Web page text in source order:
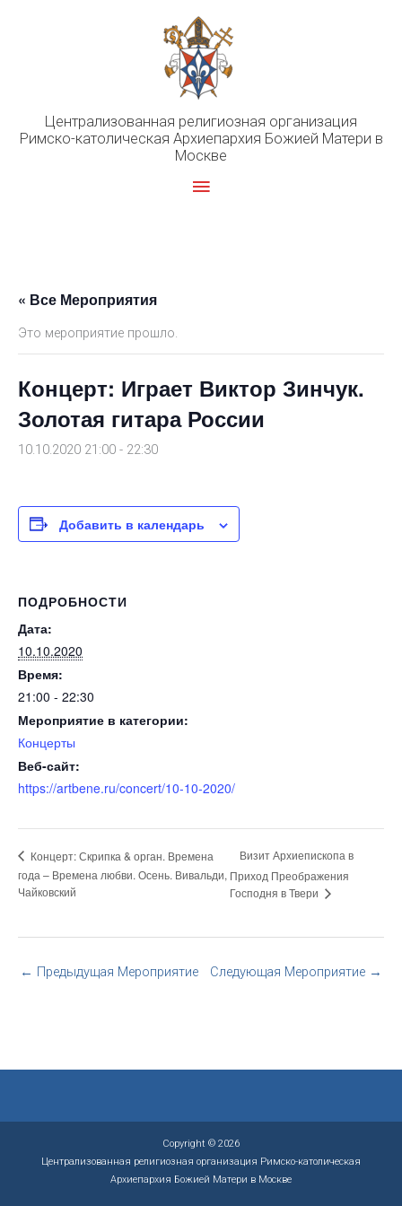
Централизованная религиозная организация
Римско-католическая Архиепархия Божией Матери в
Москве
Главное
« Все Мероприятия
Это мероприятие прошло.
Концерт: Играет Виктор Зинчук.
Золотая гитара России
10.10.2020 21:00 - 22:30
Добавить в календарь
ПОДРОБНОСТИ
Дата:
10.10.2020
Время:
21:00 - 22:30
Мероприятие в категории:
Концерты
Веб-сайт:
https://artbene.ru/concert/10-10-2020/
Концерт: Скрипка & орган. Времена
года – Времена любви. Осень. Вивальди,
Чайковский
Визит Архиепископа в
Приход Преображения
Господня в Твери
← Предыдущая Мероприятие Следующая Мероприятие →
Copyright © 2026
Централизованная религиозная организация Римско-католическая
Архиепархия Божией Матери в Москве